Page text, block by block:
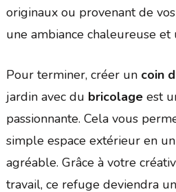
originaux ou provenant de
une ambiance chaleureuse et
Pour terminer, créer un coin
jardin avec du bricolageest
passionnante. Cela vous
simple espace extérieur en
agréable. Grâce à votre
travail, ce refuge deviendra